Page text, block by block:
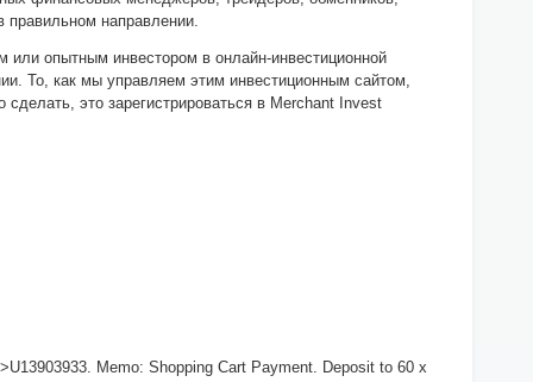
правильном направлении.
опытным инвестором в онлайн-инвестиционной
То, как мы управляем этим инвестиционным сайтом,
это зарегистрироваться в Merchant Invest
Memo: Shopping Cart Payment. Deposit to 60 x